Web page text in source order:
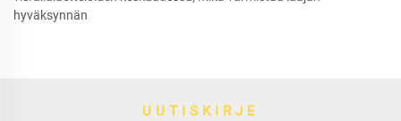
hyväksynnän
UUTISKIRJE